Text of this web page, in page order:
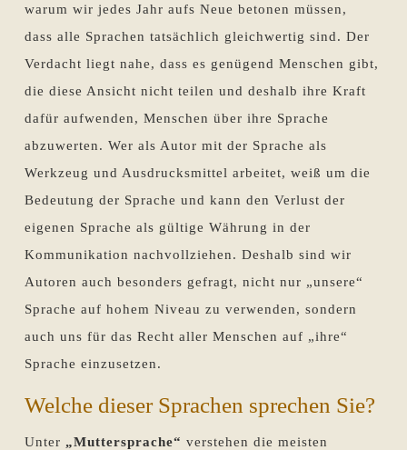
warum wir jedes Jahr aufs Neue betonen müssen,
dass alle Sprachen tatsächlich gleichwertig sind. Der
Verdacht liegt nahe, dass es genügend Menschen gibt,
die diese Ansicht nicht teilen und deshalb ihre Kraft
dafür aufwenden, Menschen über ihre Sprache
abzuwerten. Wer als Autor mit der Sprache als
Werkzeug und Ausdrucksmittel arbeitet, weiß um die
Bedeutung der Sprache und kann den Verlust der
eigenen Sprache als gültige Währung in der
Kommunikation nachvollziehen. Deshalb sind wir
Autoren auch besonders gefragt, nicht nur „unsere“
Sprache auf hohem Niveau zu verwenden, sondern
auch uns für das Recht aller Menschen auf „ihre“
Sprache einzusetzen.
Welche dieser Sprachen sprechen Sie?
Unter „Muttersprache“ verstehen die meisten